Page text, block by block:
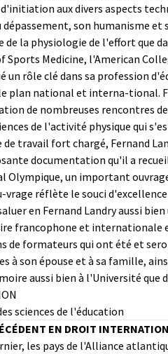
aux divers aspects
dépassement, son humanisme
de la physiologie de l'effort que
Sports Medicine, l'American
un rôle clé dans sa profession
plan national et interna-tional.
de nombreuses rencontres
de l'activité physique qui
travail fort chargé, Fernand
documentation qu'il a
Olympique, un important
vrage réflète le souci
en Fernand Landry aussi
francophone et internationale
de formateurs qui ont été et
à son épouse et à sa famille,
aussi bien à l'Université que
sciences de l'éducation
EN DROIT
les pays de l'Alliance